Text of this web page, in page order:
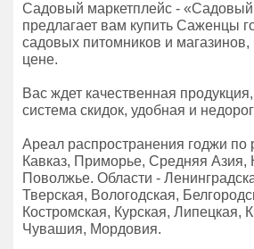
Садовый маркетплейс -
предлагает вам купить Саженцы
садовых питомников и магазинов,
цене.
Вас ждет качественная
система скидок, удобная и
Ареал распространения годжи по
Кавказ, Приморье, Средняя Азия,
Поволжье. Области -
Тверская, Вологодская,
Костромская, Курская, Липецкая,
Чувашия, Мордовия.